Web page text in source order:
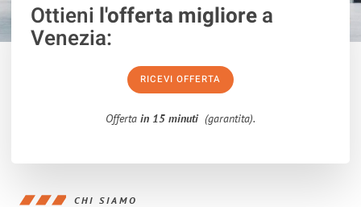
Ottieni l'offerta migliorea
Venezia:
RICEVI OFFERTA
Offerta in 15 minuti (garantita).
CHI SIAMO